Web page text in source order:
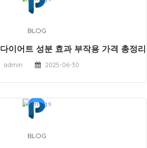
BLOG
이어트 성분 효과 부작용 가격 총정리
admin 2025-06-30
BLOG